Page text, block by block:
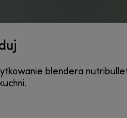
blendera